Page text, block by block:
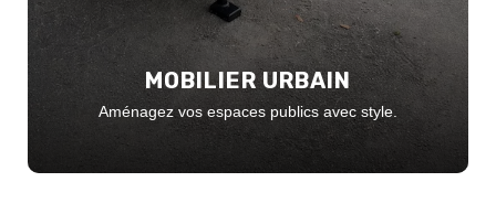
MOBILIER URBAIN
Aménagez vos espaces publics avec style.